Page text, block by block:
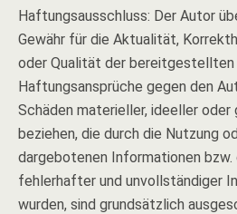
Haftungsausschluss: Der Autor
Gewähr für die Aktualität,
oder Qualität der bereitgestellten
Haftungsansprüche gegen den
Schäden materieller, ideeller
beziehen, die durch die Nutzung
dargebotenen Informationen bzw.
fehlerhafter und unvollständiger
wurden, sind grundsätzlich